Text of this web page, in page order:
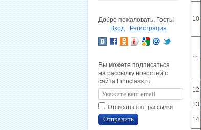
10
11
12
13
14
Добро пожаловать, Гость!
Вход
Регистрация
Вы можете подписаться
на рассылку новостей с
сайта Finnclass.ru.
Отписаться от рассылки
Отправить